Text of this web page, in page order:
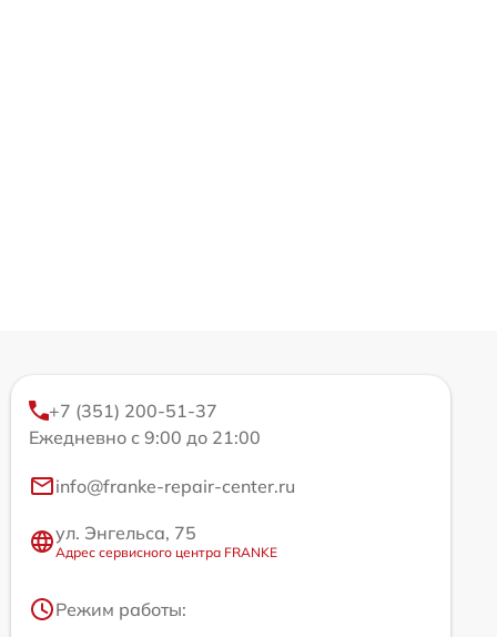
+7 (351) 200-51-37
Ежедневно с 9:00 до 21:00
info@franke-repair-center.ru
ул. Энгельса, 75
Адрес сервисного центра FRANKE
Режим работы: